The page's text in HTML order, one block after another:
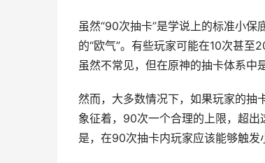
虽然“90次抽卡”是学说上的标准小
的“欧气”。有些玩家可能在10次甚
虽然不常见，但在原神的抽卡体系中
然而，大多数情况下，如果玩家的抽
象征着，90次一个合理的上限，超
是，在90次抽卡内玩家应该能够触发